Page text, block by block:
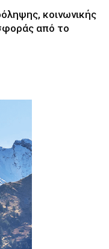
κοινωνικής
από το